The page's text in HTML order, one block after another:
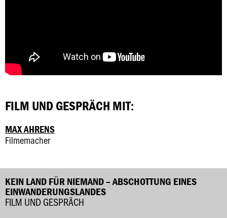
FILM UND GESPRÄCH MIT:
MAX AHRENS
Filmemacher
KEIN LAND FÜR NIEMAND – ABSCHOTTUNG EINES
EINWANDERUNGSLANDES
FILM UND GESPRÄCH